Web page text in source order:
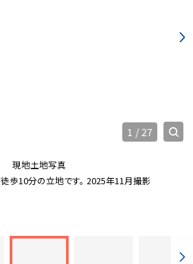
現地土地写真
徒歩10分の立地です。 2025年11月撮影
1 / 27